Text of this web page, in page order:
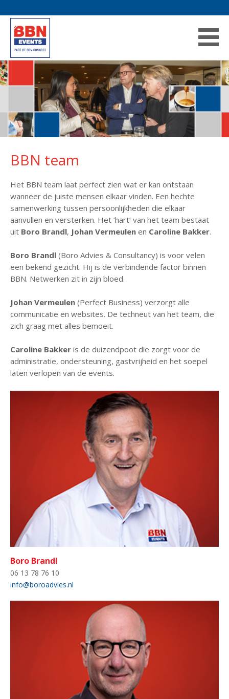
BBN team
Het BBN team laat perfect zien wat er kan ontstaan
wanneer de juiste mensen elkaar vinden. Een hechte
samenwerking tussen persoonlijkheden die elkaar
aanvullen en versterken. Het ‘hart’ van het team bestaat
uit Boro Brandl, Johan Vermeulen en Caroline Bakker.
Boro Brandl (Boro Advies & Consultancy) is voor velen
een bekend gezicht. Hij is de verbindende factor binnen
BBN. Netwerken zit in zijn bloed.
Johan Vermeulen (Perfect Business) verzorgt alle
communicatie en websites. De techneut van het team, die
zich graag met alles bemoeit.
Caroline Bakker is de duizendpoot die zorgt voor de
administratie, ondersteuning, gastvrijheid en het soepel
laten verlopen van de events.
Boro Brandl
06 13 78 76 10
info@boroadvies.nl